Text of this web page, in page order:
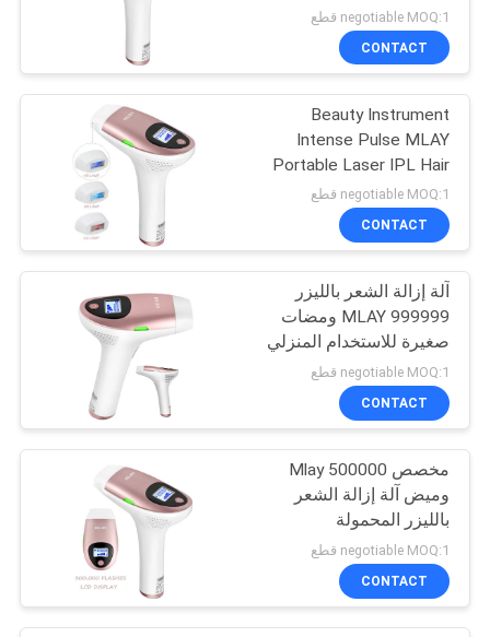
اتصل
اطلب
اقتباس
خريطة
الموقع
PRIVACY
POLICY
ملمع شفاه لامع
قلم تحديد الشفاه
20
طلاء أظافر غير سام
53
الجليد IPL
negotiable MOQ:1 قطع
CONTACT
Beauty Instrument
Intense Pulse MLAY
Portable Laser IPL Hair
Remover
negotiable MOQ:1 قطع
CONTACT
آلة إزالة الشعر بالليزر
MLAY 999999 ومضات
صغيرة للاستخدام المنزلي
negotiable MOQ:1 قطع
CONTACT
مخصص Mlay 500000
وميض آلة إزالة الشعر
بالليزر المحمولة
negotiable MOQ:1 قطع
CONTACT